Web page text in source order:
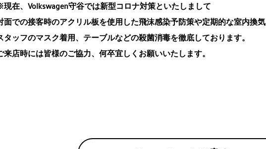
在、Volkswagen守谷では新型コロナ対策といたしまして
面での接客時のアクリル板を使用した飛沫感染予防策や定期的な室内換気
タッフのマスク着用、テーブルなどの殺菌消毒を徹底しております。
来店時には皆様のご協力、何卒宜しくお願いいたします。